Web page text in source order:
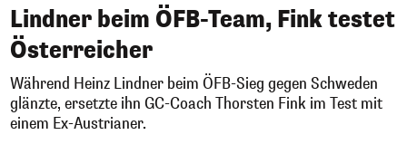
Lindner beim ÖFB-Team, Fink testet
Österreicher
Während Heinz Lindner beim ÖFB-Sieg gegen Schweden
glänzte, ersetzte ihn GC-Coach Thorsten Fink im Test mit
einem Ex-Austrianer.